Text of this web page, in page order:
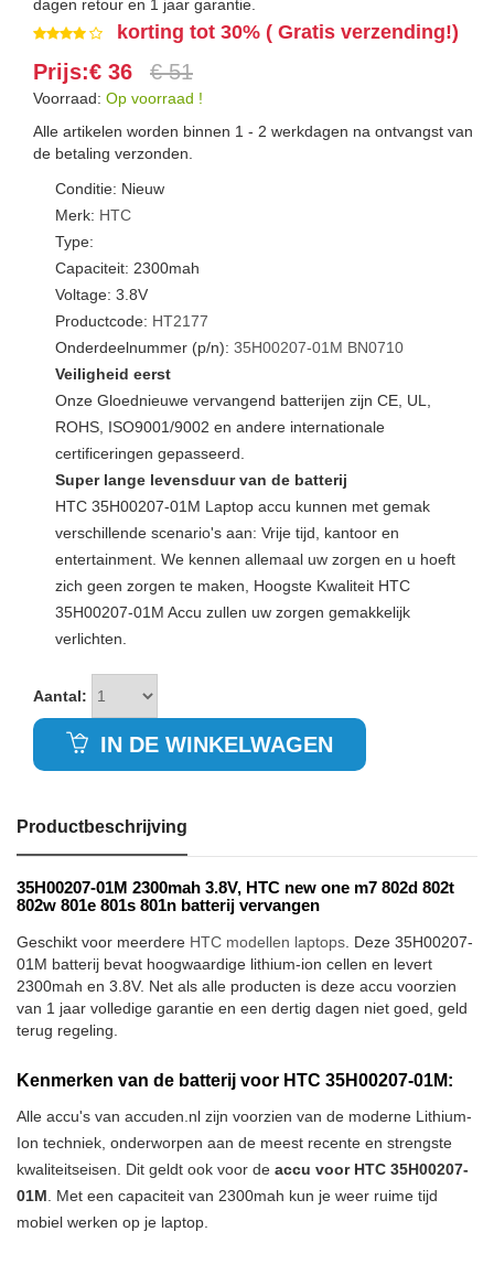
dagen retour en 1 jaar garantie.
korting tot 30% ( Gratis verzending!)
Prijs:€ 36 € 51
Voorraad: Op voorraad !
Alle artikelen worden binnen 1 - 2 werkdagen na ontvangst van
de betaling verzonden.
Conditie: Nieuw
Merk: HTC
Type:
Capaciteit: 2300mah
Voltage: 3.8V
Productcode: HT2177
Onderdeelnummer (p/n): 35H00207-01M BN0710
Veiligheid eerst
Onze Gloednieuwe vervangend batterijen zijn CE, UL,
ROHS, ISO9001/9002 en andere internationale
certificeringen gepasseerd.
Super lange levensduur van de batterij
HTC 35H00207-01M Laptop accu kunnen met gemak
verschillende scenario's aan: Vrije tijd, kantoor en
entertainment. We kennen allemaal uw zorgen en u hoeft
zich geen zorgen te maken, Hoogste Kwaliteit HTC
35H00207-01M Accu zullen uw zorgen gemakkelijk
verlichten.
Aantal:
IN DE WINKELWAGEN
Productbeschrijving
35H00207-01M 2300mah 3.8V, HTC new one m7 802d 802t
802w 801e 801s 801n batterij vervangen
Geschikt voor meerdere HTC modellen laptops . Deze 35H00207-
01M batterij bevat hoogwaardige lithium-ion cellen en levert
2300mah en 3.8V. Net als alle producten is deze accu voorzien
van 1 jaar volledige garantie en een dertig dagen niet goed, geld
terug regeling.
Kenmerken van de batterij voor HTC 35H00207-01M:
Alle accu's van accuden.nl zijn voorzien van de moderne Lithium-
Ion techniek, onderworpen aan de meest recente en strengste
kwaliteitseisen. Dit geldt ook voor de accu voor HTC 35H00207-
01M . Met een capaciteit van 2300mah kun je weer ruime tijd
mobiel werken op je laptop.